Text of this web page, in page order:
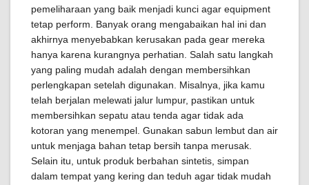
pemeliharaan yang baik menjadi kunci agar equipment
tetap perform. Banyak orang mengabaikan hal ini dan
akhirnya menyebabkan kerusakan pada gear mereka
hanya karena kurangnya perhatian. Salah satu langkah
yang paling mudah adalah dengan membersihkan
perlengkapan setelah digunakan. Misalnya, jika kamu
telah berjalan melewati jalur lumpur, pastikan untuk
membersihkan sepatu atau tenda agar tidak ada
kotoran yang menempel. Gunakan sabun lembut dan air
untuk menjaga bahan tetap bersih tanpa merusak.
Selain itu, untuk produk berbahan sintetis, simpan
dalam tempat yang kering dan teduh agar tidak mudah